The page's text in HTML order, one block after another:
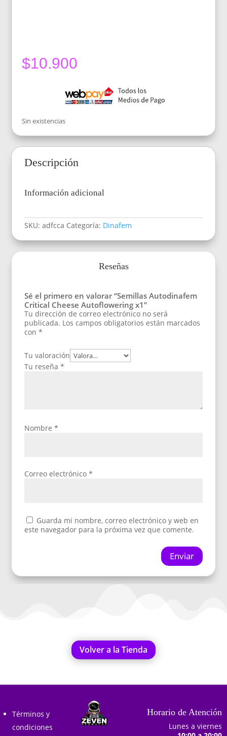
$10.900
Sin existencias
Descripción
Información adicional
SKU:adfcca Categoría: Dinafem
Reseñas
Sé el primero en valorar “Semillas Autodinafem
Critical Cheese Autoflowering x1”
Tu dirección de correo electrónico no será
publicada. Los campos obligatorios están marcados
con*
Tu valoración
Tu reseña*
Nombre*
Correo electrónico*
Guarda mi nombre, correo electrónico y web en
este navegador para la próxima vez que comente.
Enviar
Volver a la Tienda
Términos y
condiciones
Horario de Atención
Lunes a viernes